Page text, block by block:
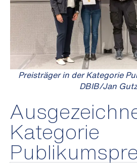
Preisträger in der Kategorie
DBIB/Jan
Kategorie